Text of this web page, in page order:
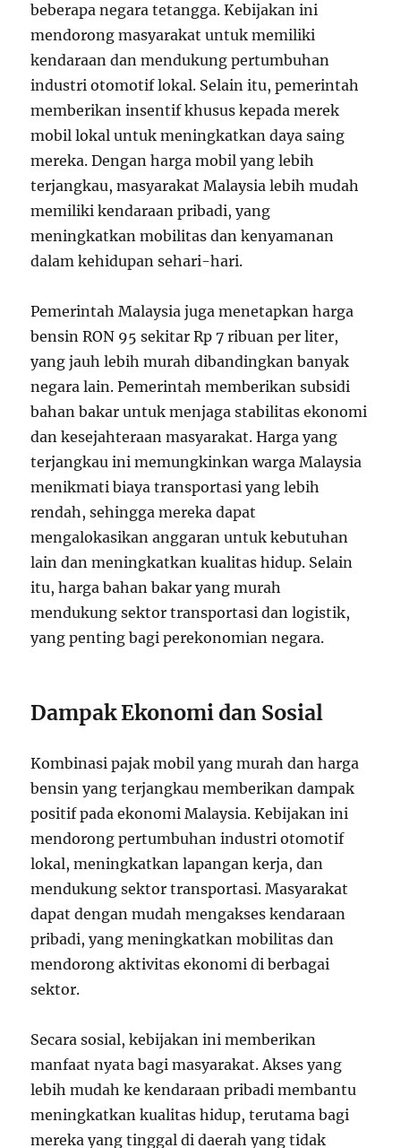
beberapa negara tetangga. Kebijakan ini
mendorong masyarakat untuk memiliki
kendaraan dan mendukung pertumbuhan
industri otomotif lokal. Selain itu, pemerintah
memberikan insentif khusus kepada merek
mobil lokal untuk meningkatkan daya saing
mereka. Dengan harga mobil yang lebih
terjangkau, masyarakat Malaysia lebih mudah
memiliki kendaraan pribadi, yang
meningkatkan mobilitas dan kenyamanan
dalam kehidupan sehari-hari.
Pemerintah Malaysia juga menetapkan harga
bensin RON 95 sekitar Rp 7 ribuan per liter,
yang jauh lebih murah dibandingkan banyak
negara lain. Pemerintah memberikan subsidi
bahan bakar untuk menjaga stabilitas ekonomi
dan kesejahteraan masyarakat. Harga yang
terjangkau ini memungkinkan warga Malaysia
menikmati biaya transportasi yang lebih
rendah, sehingga mereka dapat
mengalokasikan anggaran untuk kebutuhan
lain dan meningkatkan kualitas hidup. Selain
itu, harga bahan bakar yang murah
mendukung sektor transportasi dan logistik,
yang penting bagi perekonomian negara.
Dampak Ekonomi dan Sosial
Kombinasi pajak mobil yang murah dan harga
bensin yang terjangkau memberikan dampak
positif pada ekonomi Malaysia. Kebijakan ini
mendorong pertumbuhan industri otomotif
lokal, meningkatkan lapangan kerja, dan
mendukung sektor transportasi. Masyarakat
dapat dengan mudah mengakses kendaraan
pribadi, yang meningkatkan mobilitas dan
mendorong aktivitas ekonomi di berbagai
sektor.
Secara sosial, kebijakan ini memberikan
manfaat nyata bagi masyarakat. Akses yang
lebih mudah ke kendaraan pribadi membantu
meningkatkan kualitas hidup, terutama bagi
mereka yang tinggal di daerah yang tidak